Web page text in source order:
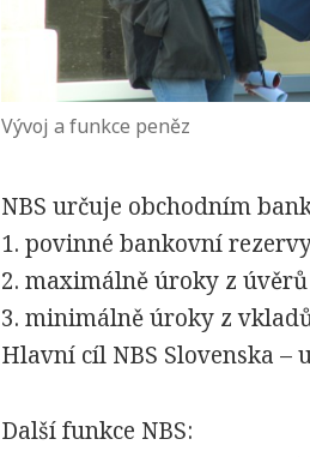
Vývoj a funkce peněz
NBS určuje obchodním
1. povinné bankovní
2. maximálně úroky z úvěrů
3. minimálně úroky z
Hlavní cíl NBS Slovenska
Další funkce NBS: